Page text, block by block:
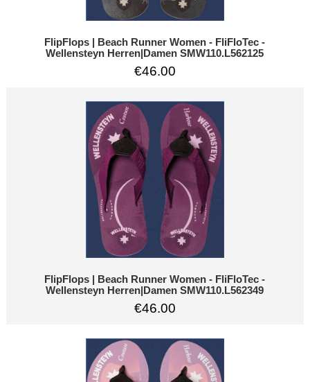
FlipFlops | Beach Runner Women - FliFloTec -
Wellensteyn Herren|Damen SMW110.L562125
€46.00
FlipFlops | Beach Runner Women - FliFloTec -
Wellensteyn Herren|Damen SMW110.L562349
€46.00